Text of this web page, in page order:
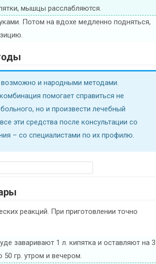
мышцы расслабляются.
Потом на вдохе медленно подняться,
возможно и народными методами.
помогает справиться не
но и произвести лечебный
эти средства после консультации со
– со специалистами по их профилю.
реакций. При приготовлении точно
заваривают 1 л. кипятка и оставляют на 3
гр. утром и вечером.